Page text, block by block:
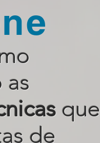
as
que
de